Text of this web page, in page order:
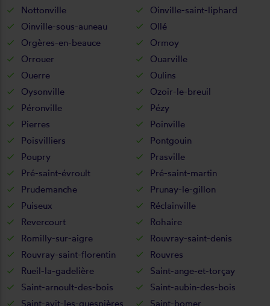
Nottonville
Oinville-saint-liphard
Oinville-sous-auneau
Ollé
Orgères-en-beauce
Ormoy
Orrouer
Ouarville
Ouerre
Oulins
Oysonville
Ozoir-le-breuil
Péronville
Pézy
Pierres
Poinville
Poisvilliers
Pontgouin
Poupry
Prasville
Pré-saint-évroult
Pré-saint-martin
Prudemanche
Prunay-le-gillon
Puiseux
Réclainville
Revercourt
Rohaire
Romilly-sur-aigre
Rouvray-saint-denis
Rouvray-saint-florentin
Rouvres
Rueil-la-gadelière
Saint-ange-et-torçay
Saint-arnoult-des-bois
Saint-aubin-des-bois
Saint-avit-les-guespières
Saint-bomer